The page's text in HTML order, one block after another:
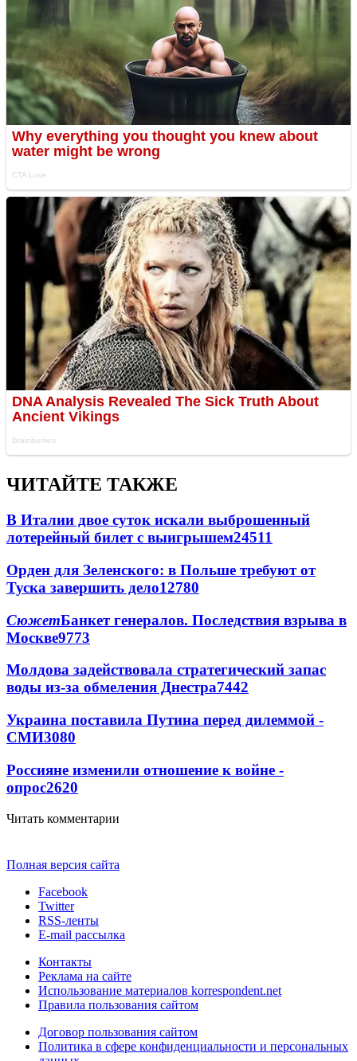
ЧИТАЙТЕ ТАКЖЕ
В Италии двое суток искали выброшенный
лотерейный билет с выигрышем24511
Орден для Зеленского: в Польше требуют от
Туска завершить дело12780
СюжетБанкет генералов. Последствия взрыва в
Москве9773
Молдова задействовала стратегический запас
воды из-за обмеления Днестра7442
Украина поставила Путина перед дилеммой -
СМИ3080
Россияне изменили отношение к войне -
опрос2620
Читать комментарии
Полная версия сайта
Facebook
Twitter
RSS-ленты
E-mail рассылка
Контакты
Реклама на сайте
Использование материалов korrespondent.net
Правила пользования сайтом
Договор пользования сайтом
Политика в сфере конфиденциальности и персональных